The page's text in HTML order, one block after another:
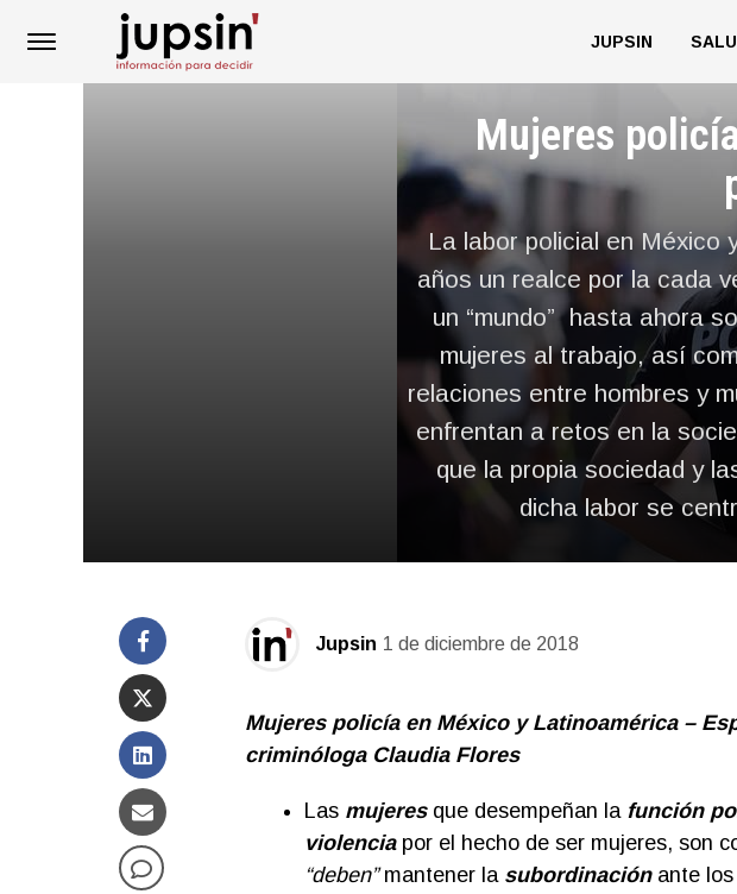
JUPSIN
Mujeres
La labor policial en México
años un realce por la cada
un “mundo” hasta ahora
mujeres al trabajo, así
relaciones entre hombres y
enfrentan a retos en la
que la propia sociedad y
dicha labor se
Jupsin 1 de diciembre de 2018
Mujeres policía en México y Latinoamérica –
criminóloga Claudia Flores
Las mujeresque desempeñan la función
violenciapor el hecho de ser mujeres, son
“deben”mantener la subordinaciónante los